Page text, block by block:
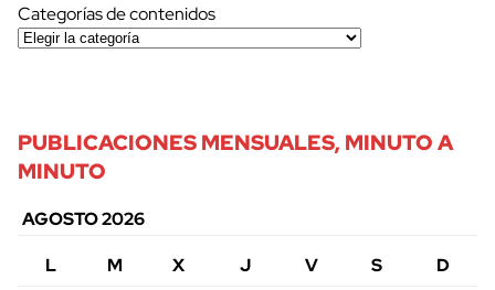
Categorías de contenidos
PUBLICACIONES MENSUALES, MINUTO A
MINUTO
AGOSTO 2026
L
M X J V S D